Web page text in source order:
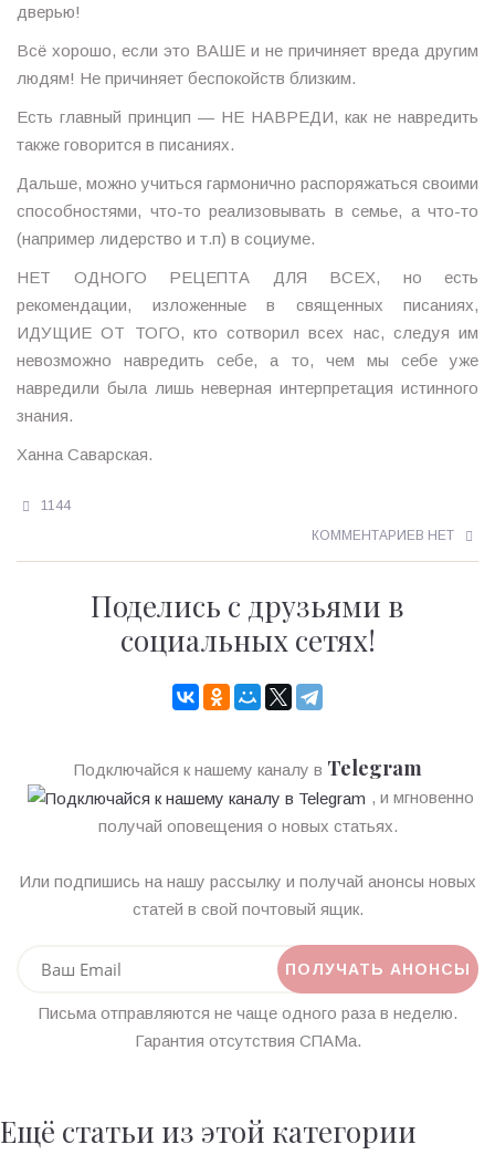
дверью!
Всё хорошо, если это ВАШЕ и не причиняет вреда другим
людям! Не причиняет беспокойств близким.
Есть главный принцип — НЕ НАВРЕДИ, как не навредить
также говорится в писаниях.
Дальше, можно учиться гармонично распоряжаться своими
способностями, что-то реализовывать в семье, а что-то
(например лидерство и т.п) в социуме.
НЕТ ОДНОГО РЕЦЕПТА ДЛЯ ВСЕХ, но есть
рекомендации, изложенные в священных писаниях,
ИДУЩИЕ ОТ ТОГО, кто сотворил всех нас, следуя им
невозможно навредить себе, а то, чем мы себе уже
навредили была лишь неверная интерпретация истинного
знания.
Ханна Саварская.
1144
КОММЕНТАРИЕВ НЕТ
Поделись с друзьями в
социальных сетях!
Подключайся к нашему каналу в Telegram
, и мгновенно
получай оповещения о новых статьях.
Или подпишись на нашу рассылку и получай анонсы новых
статей в свой почтовый ящик.
Письма отправляются не чаще одного раза в неделю.
Гарантия отсутствия СПАМа.
Ещё статьи из этой категории